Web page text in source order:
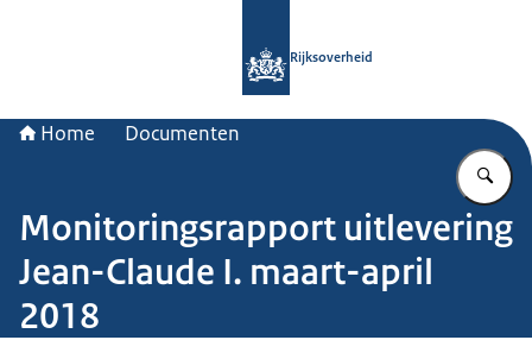
Rijksoverheid
Home Documenten
Monitoringsrapport uitlevering
Jean-Claude I. maart-april
2018